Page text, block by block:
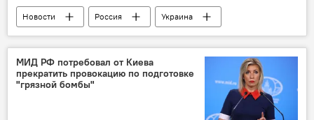
Новости Россия
Украина
санкции
Эксперт Запад
МИД РФ потребовал от Киева
прекратить провокацию по подготовке
"грязной бомбы"